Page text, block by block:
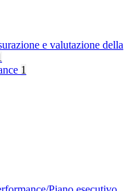
e valutazione della
1